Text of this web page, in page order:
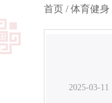
首页 /体育健身
2025-03-